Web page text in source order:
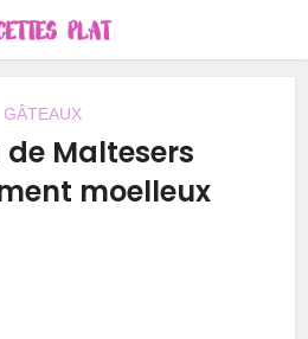
GÂTEAUX
Maltesers
moelleux